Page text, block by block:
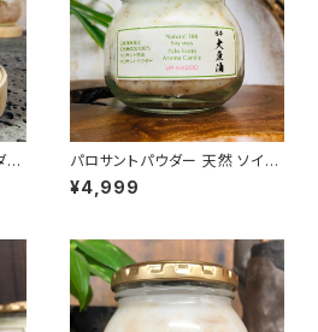
製
パロサントパウダー 天然 ソイキ
ャンドル アロマキャンドル
¥4,999